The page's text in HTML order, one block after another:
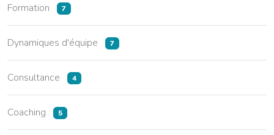
Formation 7
Dynamiques d'équipe 7
Consultance 4
Coaching 5